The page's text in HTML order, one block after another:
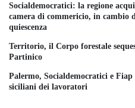
Socialdemocratici: la regione
camera di commericio, in cambio
quiescenza
Territorio, il Corpo forestale
Partinico
Palermo, Socialdemocratici e
siciliani dei lavoratori